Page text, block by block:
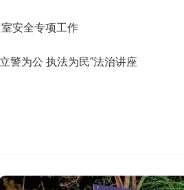
安全专项工作
警为公 执法为民”法治讲座